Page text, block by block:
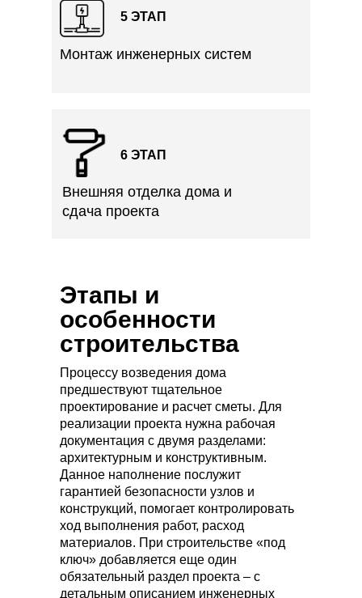
5 ЭТАП
Монтаж инженерных систем
6 ЭТАП
Внешняя отделка дома и
сдача проекта
Этапы и
особенности
строительства
Процессу возведения дома
предшествуют тщательное
проектирование и расчет сметы. Для
реализации проекта нужна рабочая
документация с двумя разделами:
архитектурным и конструктивным.
Данное наполнение послужит
гарантией безопасности узлов и
конструкций, помогает контролировать
ход выполнения работ, расход
материалов. При строительстве «под
ключ» добавляется еще один
обязательный раздел проекта – с
детальным описанием инженерных